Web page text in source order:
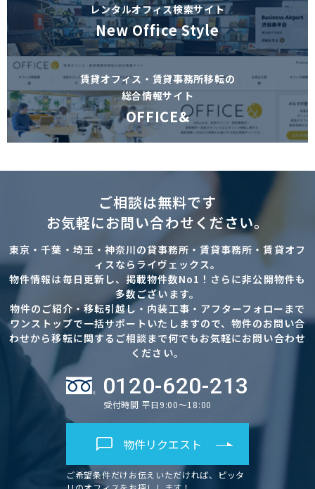
レンタルオフィス検索サイト
New Office Style
賃貸オフィス・賃貸事務所移転の
総合情報サイト
OFFICE&
ご相談は無料です
お気軽にお問い合わせください。
東京・千葉・埼玉・神奈川の貸事務所・賃貸事務所・賃貸オフ
ィスならライヴェックス。
物件情報は毎日更新し、掲載物件数No1！さらに非公開物件も
多数ございます。
物件のご紹介・移転引越し・内装工事・アフターフォローまで
ワンストップで一括サポートいたしますので、物件のお問い合
わせから移転に関するご相談まで何でもお気軽にお問い合わせ
ください。
0120-620-213
受付時間 平日9:00～18:00
物件リクエスト
ご希望条件だけお伝えいただければ、ピッタ